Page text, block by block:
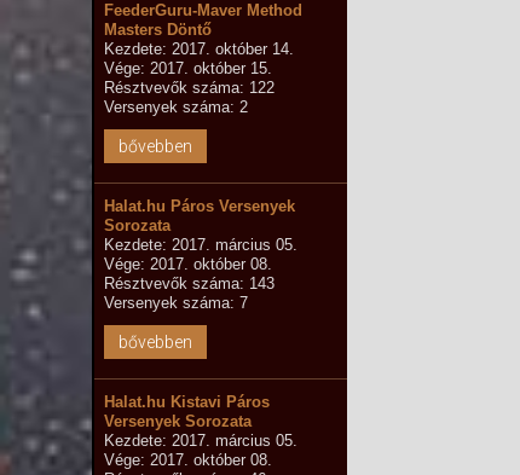
FeederGuru-Maver Method
Masters Döntő
Kezdete: 2017. október 14.
Vége: 2017. október 15.
Résztvevők száma: 122
Versenyek száma: 2
bővebben
Halat.hu Páros Versenyek
Sorozata
Kezdete: 2017. március 05.
Vége: 2017. október 08.
Résztvevők száma: 143
Versenyek száma: 7
bővebben
Halat.hu Kistavi Páros
Versenyek Sorozata
Kezdete: 2017. március 05.
Vége: 2017. október 08.